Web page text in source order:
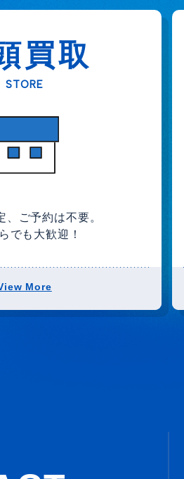
買取
STORE
、ご予約は不要。
でも大歓迎！
More